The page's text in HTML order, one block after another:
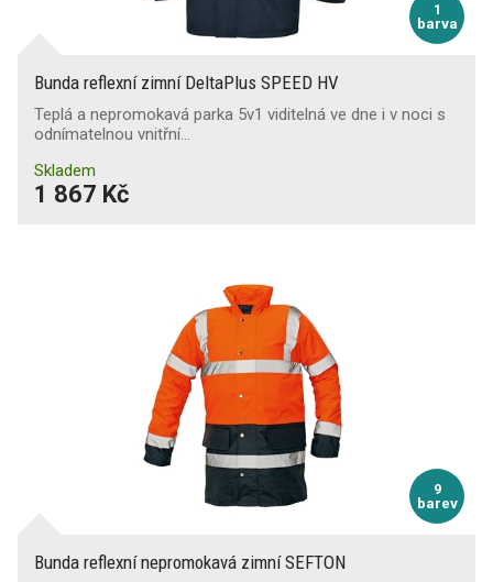
1
barva
Bunda reflexní zimní DeltaPlus SPEED HV
Teplá a nepromokavá parka 5v1 viditelná ve dne i v noci s
odnímatelnou vnitřní…
Skladem
1 867 Kč
9
barev
Bunda reflexní nepromokavá zimní SEFTON